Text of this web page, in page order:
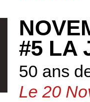
#5 LA
50 ans
Le 20